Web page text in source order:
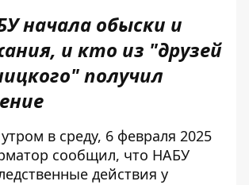
начала обыски и
и кто из "друзей
получил
в среду, 6 февраля 2025
сообщил, что НАБУ
действия у